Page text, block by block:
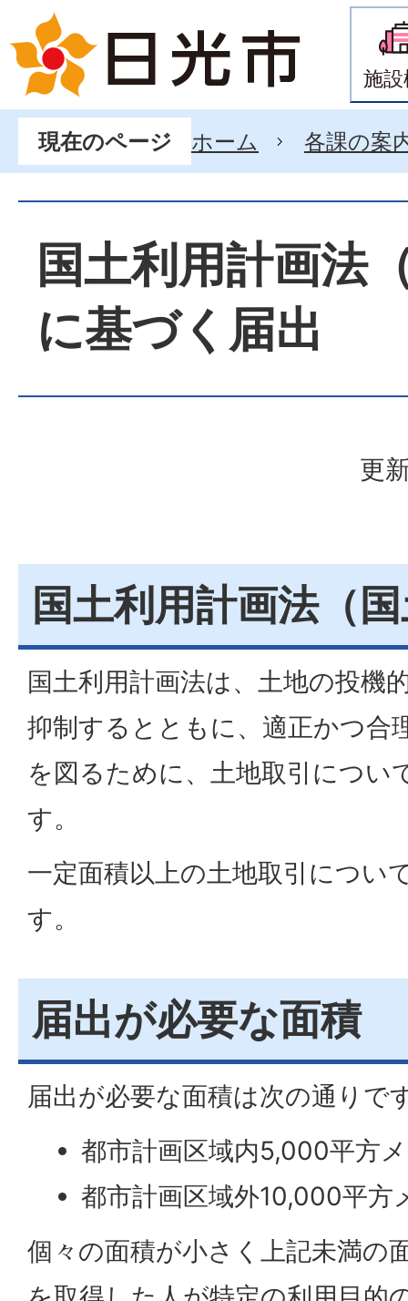
施
現在のページ ホーム 各課の案
国土利用計画法
に基づく届出
更
国土利用計画法（
国土利用計画法は、土地の投機
抑制するとともに、適正かつ合
を図るために、土地取引につい
す。
一定面積以上の土地取引につい
す。
届出が必要な面積
届出が必要な面積は次の通りで
都市計画区域内5,000平方
都市計画区域外10,000平方
個々の面積が小さく上記未満の